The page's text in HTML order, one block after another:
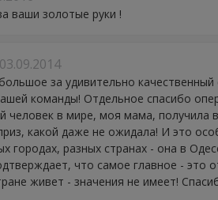
ваши золотые руки !
03.09.2014
за удивительно
команды! Отдельное спасибо
человек в мире, моя мама, получила
какой даже не ожидала! И это
городах, разных странах - она в
что самое главное - это
живет - значения не имеет!